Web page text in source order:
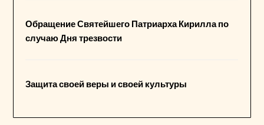
Обращение Святейшего Патриарха Кирилла по
случаю Дня трезвости
Защита своей веры и своей культуры